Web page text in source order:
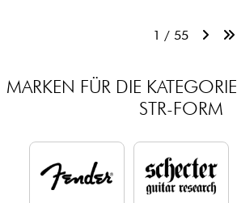
1 / 55
MARKEN FÜR DIE
STR-FORM